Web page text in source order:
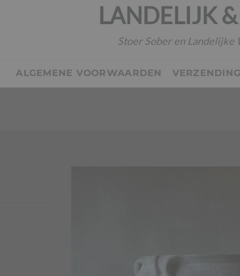
LANDELIJK
Stoer Sober en Landelijke
ALGEMENE VOORWAARDEN